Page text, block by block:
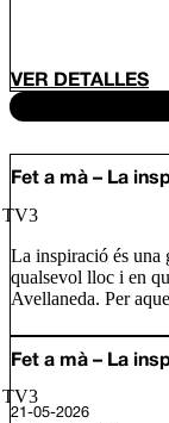
VER DETALLES
Fet a mà – La
TV3
La inspiració és una
qualsevol lloc i en
Avellaneda. Per
conèixer les fonts
s’inspira Lily Brick,
Ramón Monegal, un
únique.
Fet a mà – La
TV3
21-05-2026